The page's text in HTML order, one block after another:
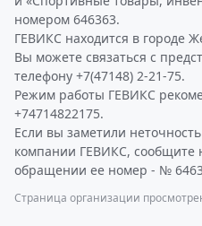
номером 646363.
ГЕВИКС находится в городе
Вы можете связаться с
телефону +7(47148) 2-21-75.
Режим работы ГЕВИКС
+74714822175.
Если вы заметили
компании ГЕВИКС, сообщите
обращении ее номер - №
Страница организации